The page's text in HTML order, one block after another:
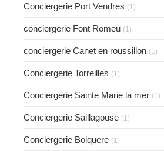
Conciergerie Port Vendres (1)
conciergerie Font Romeu (1)
conciergerie Canet en roussillon (1)
Conciergerie Torreilles (1)
Conciergerie Sainte Marie la mer (1)
Conciergerie Saillagouse (1)
Conciergerie Bolquere (1)